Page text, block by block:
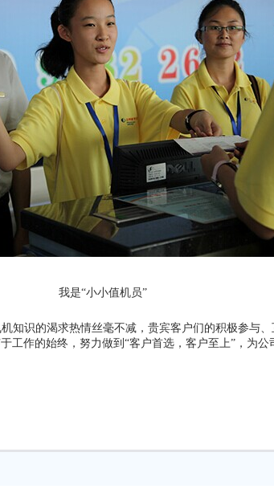
我是“小小值机员”
知识的渴求热情丝毫不减，贵宾客户们的积极参与
作的始终，努力做到“客户首选，客户至上”，为公